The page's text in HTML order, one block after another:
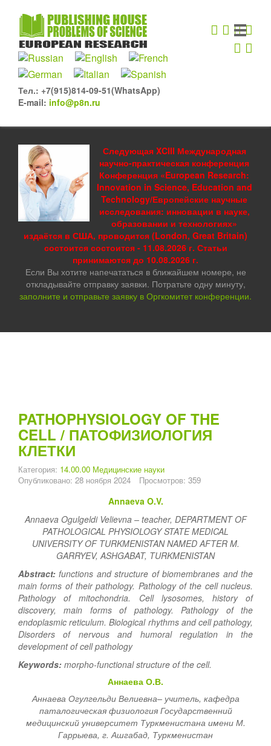
Тел.: +7(915)814-09-51(WhatsApp)
E-mail: info@p8n.ru
Следующая XCIII Международная
научно-практическая конференция
Конференция «European Research:
Innovation in Science, Education and
Technology/Европейские научные
исследования: инновации в науке,
образовании и технологиях»
издаётся в США, проводится (London, Great Britain)
состоится состоится - 11.08.2026 г. Статьи
принимаются до 10.08.2026 г.
Если Вы хотите напечататься в ближайшем номере, не
откладывайте отправку заявки. Потратьте одну минуту,
заполните и отправьте заявку в Оргкомитет конференции.
PATHOPHYSIOLOGY OF THE
CELL / ПАТОФИЗИОЛОГИЯ
КЛЕТКИ
Категория: 14.00.00 Медицинские науки
Опубликовано: 28 ноября 2024
Просмотров: 359
Annaeva O.V.
Annaeva Ogulgeldi Velievna – teacher, DEPARTMENT OF
PATHOLOGICAL PHYSIOLOGY STATE MEDICAL
UNIVERSITY OF TURKMENISTAN NAMED AFTER M.
GARRYEV,ASHGABAT, TURKMENISTAN
Abstract:functions and structure of biomembranes and the
main forms of their pathology. Pathology of the cell nucleus.
Pathology of mitochondria.
Cell lysosomes, history of
discovery, main forms of pathology.
Pathology of the
endoplasmic reticulum. Biological rhythms and cell pathology,
Disorders of nervous and humoral regulation in the
development of cell pathology
Keywords: morpho-functional structure of the cell.
Аннаева О.В.
Аннаева Огулгельди Велиевна– учитель, кафедра
паталогическая физиология Государственний
медицинский университет Туркменистана имени М.
Гаррыева, г. Ашгабад, Туркменистан